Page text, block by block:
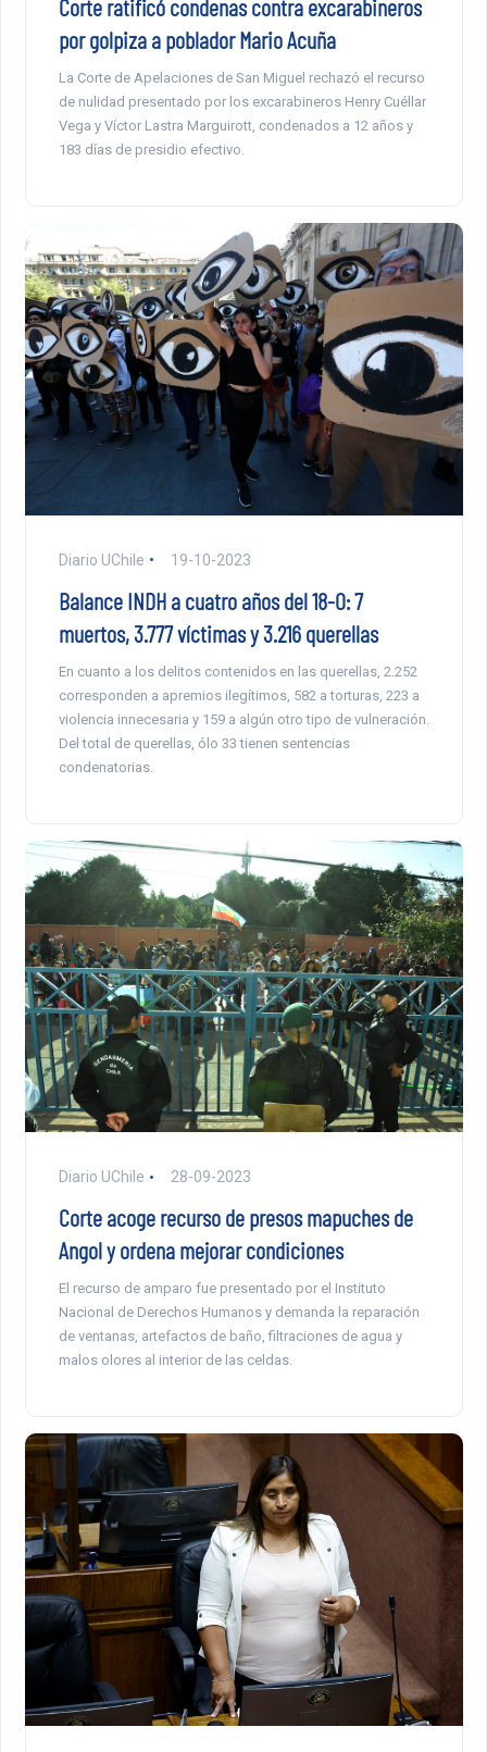
Corte ratificó condenas contra excarabineros
por golpiza a poblador Mario Acuña
La Corte de Apelaciones de San Miguel rechazó el recurso
de nulidad presentado por los excarabineros Henry Cuéllar
Vega y Víctor Lastra Marguirott, condenados a 12 años y
183 días de presidio efectivo.
Diario UChile 19-10-2023
Balance INDH a cuatro años del 18-O: 7
muertos, 3.777 víctimas y 3.216 querellas
En cuanto a los delitos contenidos en las querellas, 2.252
corresponden a apremios ilegítimos, 582 a torturas, 223 a
violencia innecesaria y 159 a algún otro tipo de vulneración.
Del total de querellas, ólo 33 tienen sentencias
condenatorias.
Diario UChile 28-09-2023
Corte acoge recurso de presos mapuches de
Angol y ordena mejorar condiciones
El recurso de amparo fue presentado por el Instituto
Nacional de Derechos Humanos y demanda la reparación
de ventanas, artefactos de baño, filtraciones de agua y
malos olores al interior de las celdas.